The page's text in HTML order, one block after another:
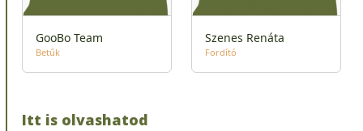
GooBo Team
Betűk
Szenes Renáta
Fordító
Itt is olvashatod